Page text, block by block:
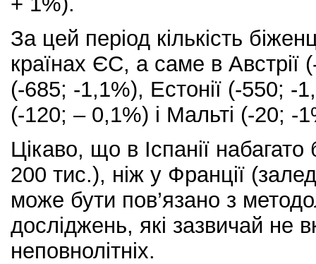
За цей період кількість
країнах ЄС, а саме в Австрії
(-685; -1,1%), Естонії (-550; -
(-120; – 0,1%) і Мальті (-20; -
Цікаво, що в Іспанії
200 тис.), ніж у Франції
може бути пов’язано з
досліджень, які зазвичай не
неповнолітніх.